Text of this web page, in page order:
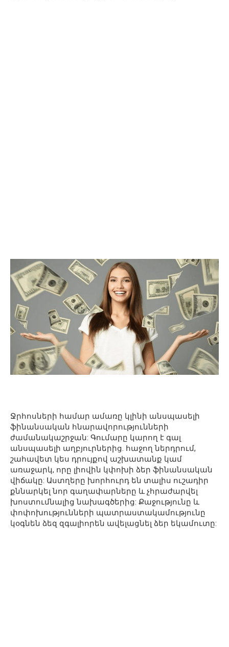
Ջրհոսների համար ամառը կլինի անսպասելի
ֆինանսական հնարավորությունների
ժամանակաշրջան: Գումարը կարող է գալ
անսպասելի աղբյուրներից. հաջող ներդրում,
շահավետ կես դրույքով աշխատանք կամ
առաջարկ, որը լիովին կփոխի ձեր ֆինանսական
վիճակը: Աստղերը խորհուրդ են տալիս ուշադիր
քննարկել նոր գաղափարները և չհրաժարվել
խոստումնալից նախագծերից: Քաջությունը և
փոփոխությունների պատրաստակամությունը
կօգնեն ձեզ զգալիորեն ավելացնել ձեր եկամուտը: